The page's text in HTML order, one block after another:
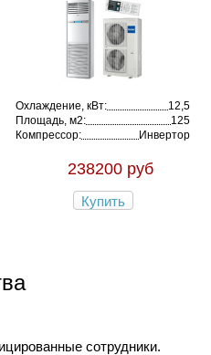
Охлаждение, кВт:
12,5
Площадь, м2:
125
Компрессор:
Инвертор
238200 руб
Купить
сотрудники.